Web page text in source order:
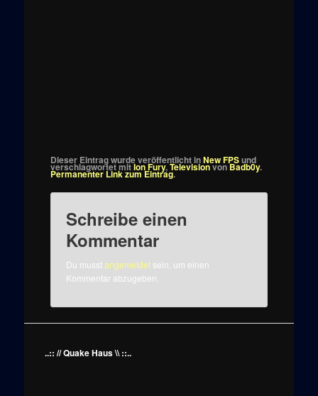
Dieser Eintrag wurde veröffentlicht inNew FPSund
verschlagwortet mitIon Fury,TelevisionvonBadb0y.
Permanenter Link zum Eintrag.
Schreibe einen
Kommentar
Du musstangemeldetsein, um einen
Kommentar abzugeben.
..:: // Quake Haus \\ ::..